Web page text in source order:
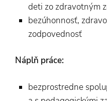
deti zo zdravotným
bezúhonnosť,
zodpovednosť
Náplň práce:
bezprostredne